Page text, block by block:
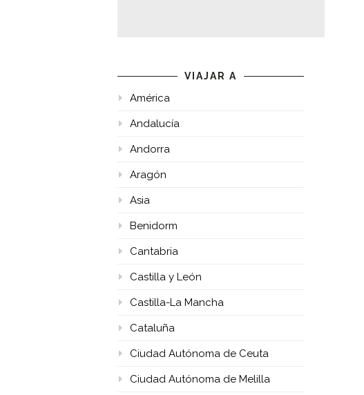
VIAJAR A
América
Andalucía
Andorra
Aragón
Asia
Benidorm
Cantabria
Castilla y León
Castilla-La Mancha
Cataluña
Ciudad Autónoma de Ceuta
Ciudad Autónoma de Melilla